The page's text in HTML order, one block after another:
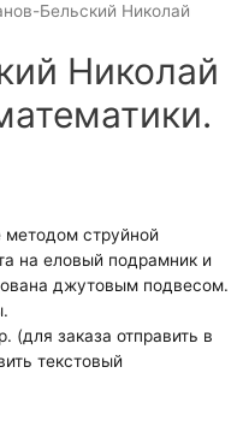
Бельский Николай
Николай
методом струйной
на еловый подрамник и
джутовым подвесом.
заказа отправить в
текстовый